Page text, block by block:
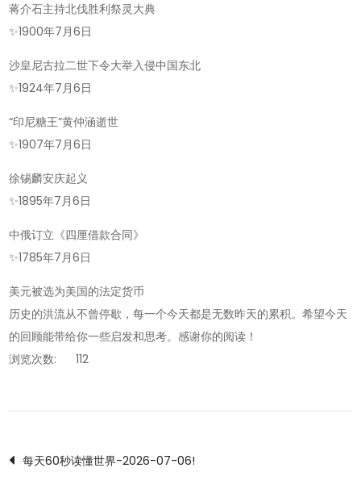
蒋介石主持北伐胜利祭灵大典
✨1900年7月6日
沙皇尼古拉二世下令大举入侵中国东北
✨1924年7月6日
“印尼糖王”黄仲涵逝世
✨1907年7月6日
徐锡麟安庆起义
✨1895年7月6日
中俄订立《四厘借款合同》
✨1785年7月6日
美元被选为美国的法定货币
历史的洪流从不曾停歇，每一个今天都是无数昨天的累积。希望今天
的回顾能带给你一些启发和思考。感谢你的阅读！
浏览次数:
112
文
每天60秒读懂世界-2026-07-06!